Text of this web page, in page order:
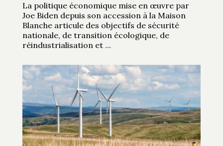
La politique économique mise en œuvre par
Joe Biden depuis son accession à la Maison
Blanche articule des objectifs de sécurité
nationale, de transition écologique, de
réindustrialisation et …